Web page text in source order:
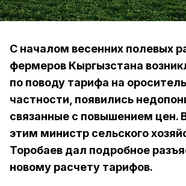
С началом весенних полевых
фермеров Кыргызстана
по поводу тарифа на
частности, появились
связанные с повышением цен.
этим министр сельского
Торобаев дал подробное
новому расчету тарифов.